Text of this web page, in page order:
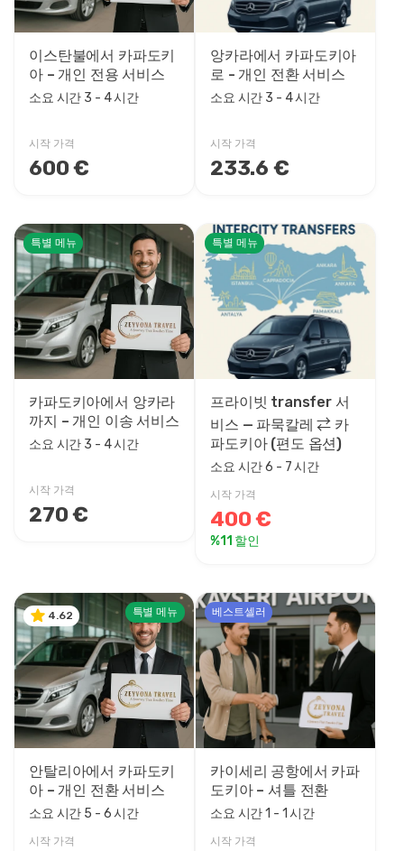
6 - 7 시간
7 - 8 시간
1일
2박 3일
3박 4일
5박 6일
11박 12일
13박 14일
15박 16일
이스탄불에서 카파도키
아 – 개인 전용 서비스
소요 시간 3 - 4 시간
시작 가격
600 €
앙카라에서 카파도키아
로 - 개인 전환 서비스
소요 시간 3 - 4 시간
시작 가격
233.6 €
특별 메뉴
카파도키아에서 앙카라
까지 – 개인 이송 서비스
소요 시간 3 - 4 시간
시작 가격
270 €
특별 메뉴
프라이빗 transfer 서
비스 — 파묵칼레 ⇄ 카
파도키아 (편도 옵션)
소요 시간 6 - 7 시간
시작 가격
400 €
%11 할인
4.62 특별 메뉴
안탈리아에서 카파도키
아 – 개인 전환 서비스
소요 시간 5 - 6 시간
시작 가격
베스트셀러
카이세리 공항에서 카파
도키아 – 셔틀 전환
소요 시간 1 - 1 시간
시작 가격